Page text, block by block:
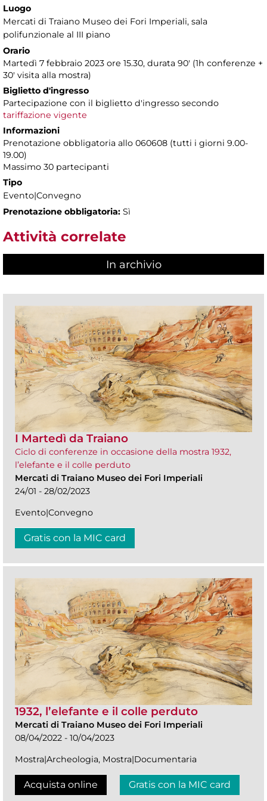
Luogo
Mercati di Traiano Museo dei Fori Imperiali, sala
polifunzionale al III piano
Orario
Martedì 7 febbraio 2023 ore 15.30, durata 90' (1h conferenze +
30' visita alla mostra)
Biglietto d'ingresso
Partecipazione con il biglietto d'ingresso secondo
tariffazione vigente
Informazioni
Prenotazione obbligatoria allo 060608 (tutti i giorni 9.00-
19.00)
Massimo 30 partecipanti
Tipo
Evento|Convegno
Prenotazione obbligatoria: Sì
Attività correlate
In archivio
I Martedì da Traiano
Ciclo di conferenze in occasione della mostra 1932,
l’elefante e il colle perduto
Mercati di Traiano Museo dei Fori Imperiali
24/01 - 28/02/2023
Evento|Convegno
Gratis con la MIC card
1932, l’elefante e il colle perduto
Mercati di Traiano Museo dei Fori Imperiali
08/04/2022 - 10/04/2023
Mostra|Archeologia, Mostra|Documentaria
Acquista online Gratis con la MIC card